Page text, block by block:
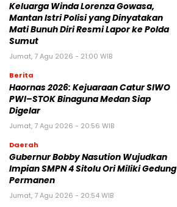
Keluarga Winda Lorenza Gowasa,
Mantan Istri Polisi yang Dinyatakan
Mati Bunuh Diri Resmi Lapor ke Polda
Sumut
Jumat, 7 Agu 2026 - 21:00 WIB
Berita
Haornas 2026: Kejuaraan Catur SIWO
PWI–STOK Binaguna Medan Siap
Digelar
Jumat, 7 Agu 2026 - 20:56 WIB
Daerah
Gubernur Bobby Nasution Wujudkan
Impian SMPN 4 Sitolu Ori Miliki Gedung
Permanen
Jumat, 7 Agu 2026 - 20:54 WIB